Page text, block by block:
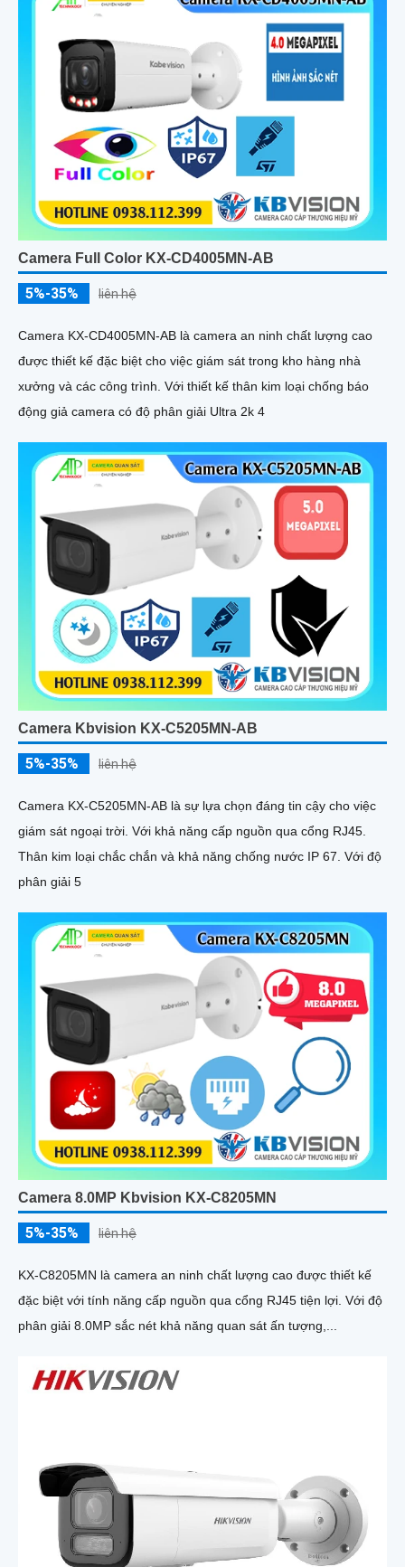
Camera Full Color KX-CD4005MN-AB
5%-35% liên hệ
Camera KX-CD4005MN-AB là camera an ninh chất lượng cao
được thiết kế đặc biệt cho việc giám sát trong kho hàng nhà
xưởng và các công trình. Với thiết kế thân kim loại chống báo
động giả camera có độ phân giải Ultra 2k 4
Camera Kbvision KX-C5205MN-AB
5%-35% liên hệ
Camera KX-C5205MN-AB là sự lựa chọn đáng tin cậy cho việc
giám sát ngoại trời. Với khả năng cấp nguồn qua cổng RJ45.
Thân kim loại chắc chắn và khả năng chống nước IP 67. Với độ
phân giải 5
Camera 8.0MP Kbvision KX-C8205MN
5%-35% liên hệ
KX-C8205MN là camera an ninh chất lượng cao được thiết kế
đặc biệt với tính năng cấp nguồn qua cổng RJ45 tiện lợi. Với độ
phân giải 8.0MP sắc nét khả năng quan sát ấn tượng,...